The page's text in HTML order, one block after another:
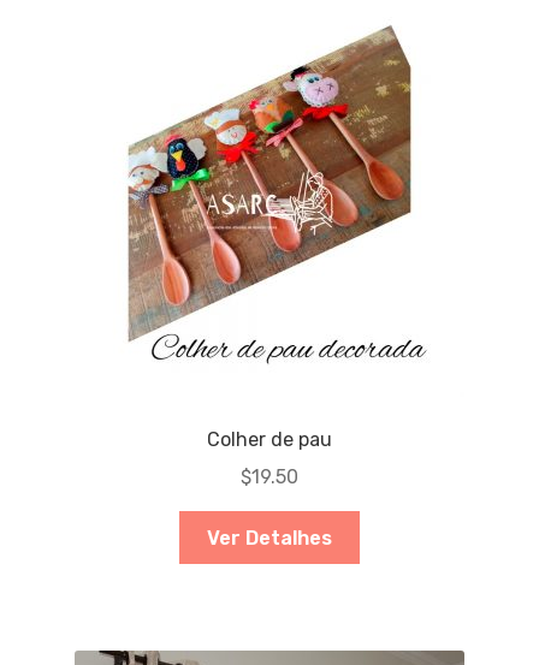
Colher de pau
$19.50
Ver Detalhes